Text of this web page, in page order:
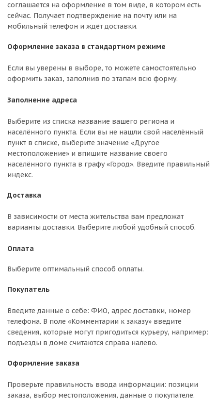
соглашается на оформление в том виде, в котором есть
сейчас. Получает подтверждение на почту или на
мобильный телефон и ждёт доставки.
Оформление заказа в стандартном режиме
Если вы уверены в выборе, то можете самостоятельно
оформить заказ, заполнив по этапам всю форму.
Заполнение адреса
Выберите из списка название вашего региона и
населённого пункта. Если вы не нашли свой населённый
пункт в списке, выберите значение «Другое
местоположение» и впишите название своего
населённого пункта в графу «Город». Введите правильный
индекс.
Доставка
В зависимости от места жительства вам предложат
варианты доставки. Выберите любой удобный способ.
Оплата
Выберите оптимальный способ оплаты.
Покупатель
Введите данные о себе: ФИО, адрес доставки, номер
телефона. В поле «Комментарии к заказу» введите
сведения, которые могут пригодиться курьеру, например:
подъезды в доме считаются справа налево.
Оформление заказа
Проверьте правильность ввода информации: позиции
заказа, выбор местоположения, данные о покупателе.